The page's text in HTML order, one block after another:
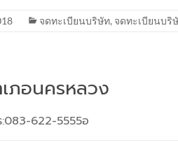
จดทะเบียนบริษัท, จดทะเบียนบริ
ภอนครหลวง
:083-622-5555อ